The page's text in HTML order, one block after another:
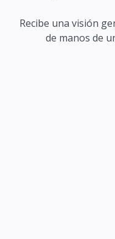
Recibe una visión
de manos de